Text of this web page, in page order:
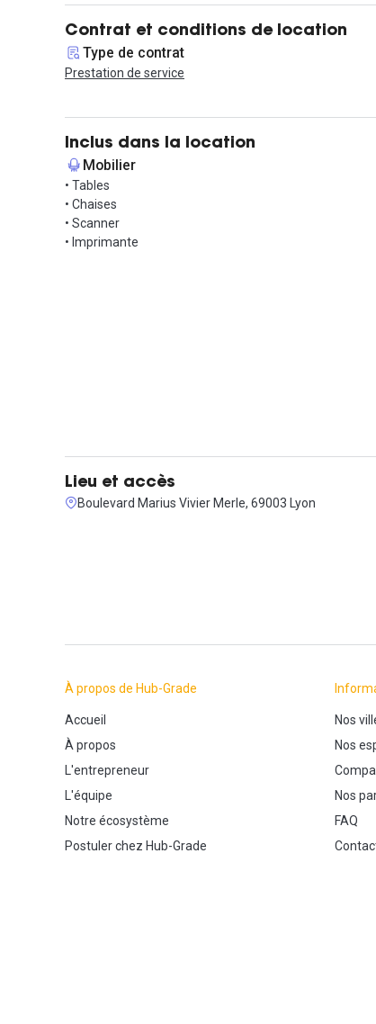
Situé au sein de la Tour To-Lyon, ce bureau jouit
présente dans la tour. L’environnement parfait pour
Côté accessibilité, vous profitez d’un emplacement
Ne manquez pas l'occasion de rejoindre ce centre
Contrat et conditions de location
Type de contrat
Prestation de service
Inclus dans la location
Mobilier
• Tables
• Chaises
• Scanner
• Imprimante
Lieu et accès
Boulevard Marius Vivier Merle, 69003 Lyon
À propos de Hub-Grade
Accueil
À propos
L'entrepreneur
L'équipe
Notre écosystème
Postuler chez Hub-Grade
Nos
Nos
Nos
FAQ